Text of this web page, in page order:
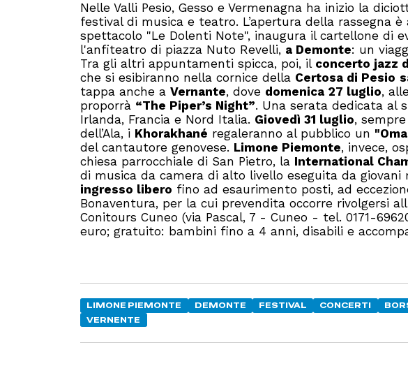
Nelle Valli Pesio, Gesso e Vermenagna ha inizio la
festival di musica e teatro. L’apertura della rassegna
spettacolo "Le Dolenti Note", inaugura il cartellone di
l'anfiteatro di piazza Nuto Revelli, a Demonte: un
Tra gli altri appuntamenti spicca, poi, il concerto jazz
che si esibiranno nella cornice della Certosa di Pesio
tappa anche aVernante, dove domenica 27 luglio,
proporrà “The Piper’s Night”. Una serata dedicata al
Irlanda, Francia e Nord Italia. Giovedì 31 luglio,
dell’Ala, i Khorakhané regaleranno al pubblico un
del cantautore genovese. Limone Piemonte, invece,
chiesa parrocchiale di San Pietro, la International
di musica da camera di alto livello eseguita da
ingresso libero fino ad esaurimento posti, ad
Bonaventura, per la cui prevendita occorre rivolgersi
Conitours Cuneo (via Pascal, 7 - Cuneo - tel. 0171-
euro; gratuito: bambini fino a 4 anni, disabili e
LIMONE PIEMONTE DEMONTE FESTIVAL CONCERTI
VERNENTE